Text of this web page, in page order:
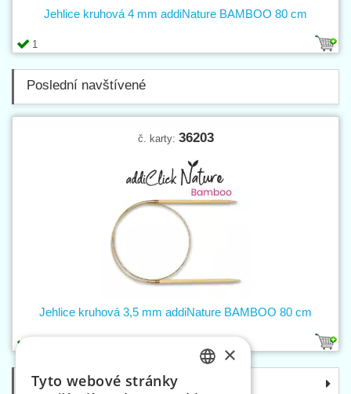
1
Jehlice kruhová 4 mm addiNature BAMBOO 80 cm
Poslední navštívené
č. karty: 36203
Jehlice kruhová 3,5 mm addiNature BAMBOO 80 cm
Kategorie
×
Tyto webové stránky